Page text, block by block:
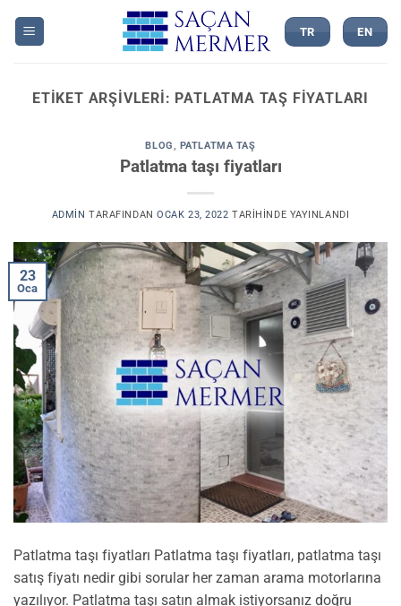
TR EN
ETIKET ARŞIVLERI: PATLATMA TAŞ FIYATLARI
BLOG, PATLATMA TAŞ
Patlatma taşı fiyatları
ADMIN TARAFINDAN OCAK 23, 2022 TARIHINDE YAYINLANDI
23
Oca
Patlatma taşı fiyatları Patlatma taşı fiyatları, patlatma taşı
satış fiyatı nedir gibi sorular her zaman arama motorlarına
yazılıyor. Patlatma taşı satın almak istiyorsanız doğru